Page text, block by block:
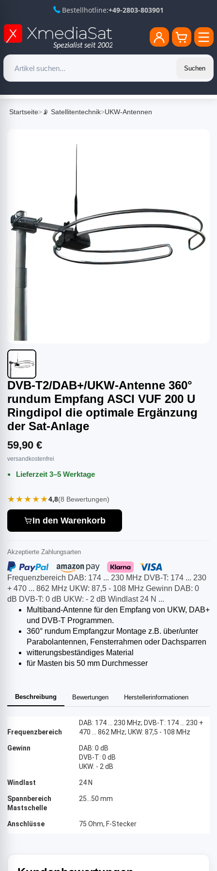
Bestellhotline:+49-2803-803901
Suchen
Startseite>📡 Satellitentechnik>UKW-Antennen
DVB-T2/DAB+/UKW-Antenne 360°
rundum Empfang ASCI VUF 200 U
Ringdipol die optimale Ergänzung
der Sat-Anlage
Frequenzbereich DAB: 174 ... 230 MHz DVB-T: 174 ... 230
+ 470 ... 862 MHz UKW: 87,5 - 108 MHz Gewinn DAB: 0
dB DVB-T: 0 dB UKW: - 2 dB Windlast 24 N ...
Multiband-Antenne für den Empfang von UKW, DAB+
und DVB-T Programmen.
360° rundum Empfangzur Montage z.B. über/unter
Parabolantennen, Fensterrahmen oder Dachsparren
witterungsbeständiges Material
für Masten bis 50 mm Durchmesser
Beschreibung Bewertungen Herstellerinformationen
Frequenzbereich
DAB: 174 ... 230 MHz; DVB-T: 174 ... 230 +
470 ... 862 MHz; UKW: 87,5 - 108 MHz
Gewinn
DAB: 0 dB
DVB-T: 0 dB
UKW: - 2 dB
Windlast 24 N
Spannbereich
Mastschelle
25...50 mm
Anschlüsse 75 Ohm, F-Stecker
59,90 €
versandkostenfrei
Lieferzeit 3–5 Werktage
★★★★★4,8(8 Bewertungen)
In den Warenkorb
Akzeptierte Zahlungsarten